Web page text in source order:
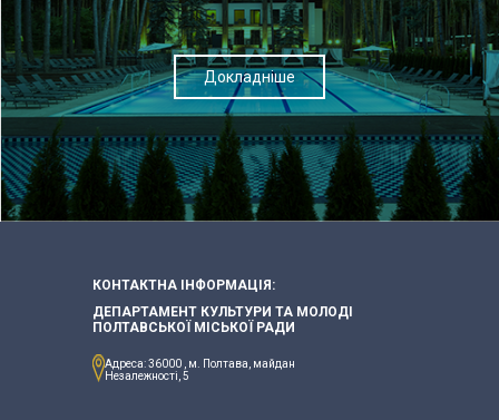
Докладніше
КОНТАКТНА ІНФОРМАЦІЯ:
ДЕПАРТАМЕНТ КУЛЬТУРИ ТА МОЛОДІ
ПОЛТАВСЬКОЇ МІСЬКОЇ РАДИ
Адреса: 36000 , м. Полтава, майдан
Незалежності, 5